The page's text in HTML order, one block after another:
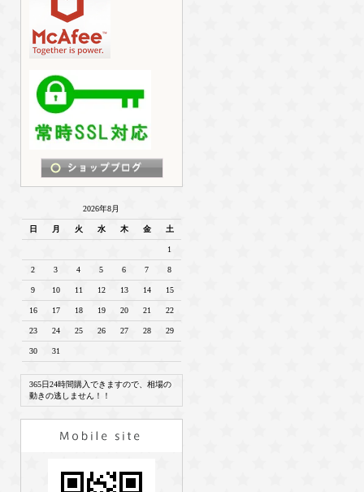
2026年8月
日 月 火 水 木 金 土
1
2 3 4 5 6 7 8
9 10 11 12 13 14 15
16 17 18 19 20 21 22
23 24 25 26 27 28 29
30 31
365日24時間購入できますので、相場の
動きの逃しません！！